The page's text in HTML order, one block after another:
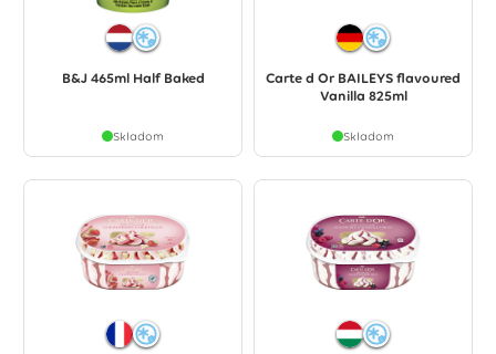
B&J 465ml Half Baked
Skladom
Carte d Or BAILEYS flavoured
Vanilla 825ml
Skladom